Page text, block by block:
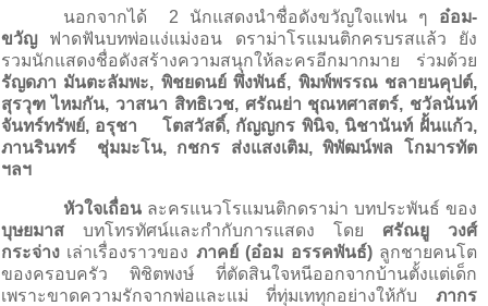
นอกจากได้ 2 นักแสดงนำชื่อดังขวัญใจแฟน ๆ อ๋อม-
ขวัญฟาดฟันบทพ่อแง่แม่งอน ดราม่าโรแมนติกครบรสแล้ว ยัง
รวมนักแสดงชื่อดังสร้างความสนุกให้ละครอีกมากมาย ร่วมด้วย
รัญดภา มันตะลัมพะ, พิชยดนย์ พึ่งพันธ์, พิมพ์พรรณ ชลายนคุปต์,
สุรวุฑ ไหมกัน, วาสนา สิทธิเวช, ศรัณย่า ชุณหศาสตร์, ชวัลนันท์
จันทร์ทรัพย์, อรุชา โตสวัสดิ์, กัญญกร พินิจ, นิชานันท์ ฝั้นแก้ว,
ภานรินทร์
ชุ่มมะโน, กชกร ส่งแสงเติม,พิพัฒน์พล โกมารทัต
ฯลฯ
หัวใจเถื่อน ละครแนวโรแมนติกดราม่า บทประพันธ์ ของ
บุษยมาสบทโทรทัศน์และกำกับการแสดง โดย ศรัณยู วงศ์
กระจ่าง เล่าเรื่องราวของ ภาคย์ (อ๋อม อรรคพันธ์)ลูกชายคนโต
ของครอบครัว พิชิตพงษ์ ที่ตัดสินใจหนีออกจากบ้านตั้งแต่เด็ก
เพราะขาดความรักจากพ่อและแม่ ที่ทุ่มเททุกอย่างให้กับ ภากร